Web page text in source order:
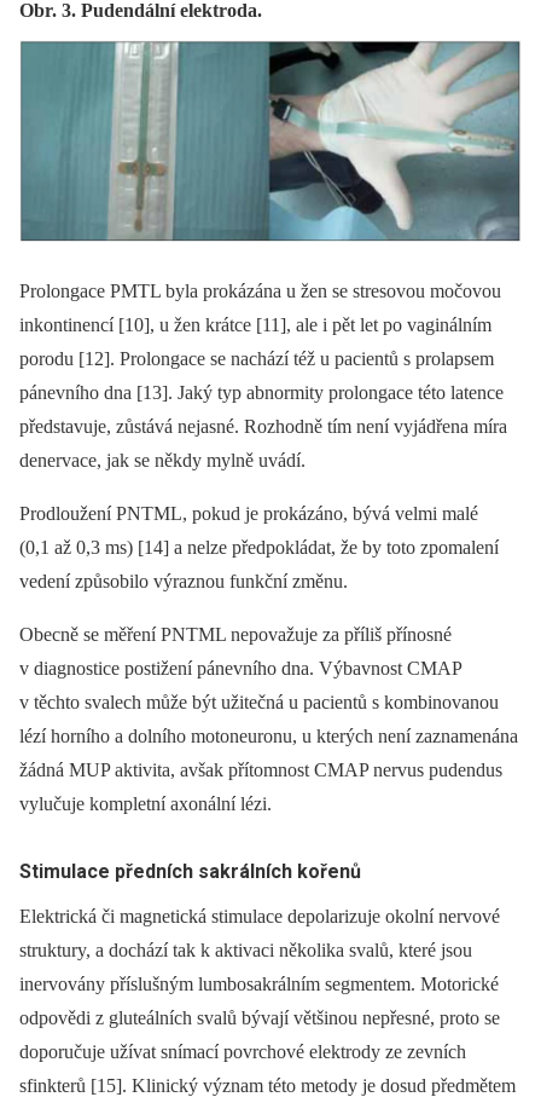
Obr. 3. Pudendální elektroda.
Prolongace PMTL byla prokázána u žen se stresovou močovou
inkontinencí [10], u žen krátce [11], ale i pět let po vaginálním
porodu [12]. Prolongace se nachází též u pacientů s prolapsem
pánevního dna [13]. Jaký typ abnormity prolongace této latence
představuje, zůstává nejasné. Rozhodně tím není vyjádřena míra
denervace, jak se někdy mylně uvádí.
Prodloužení PNTML, pokud je prokázáno, bývá velmi malé
(0,1 až 0,3 ms) [14] a nelze předpokládat, že by toto zpomalení
vedení způsobilo výraznou funkční změnu.
Obecně se měření PNTML nepovažuje za příliš přínosné
v diagnostice postižení pánevního dna. Výbavnost CMAP
v těchto svalech může být užitečná u pacientů s kombinovanou
lézí horního a dolního motoneuronu, u kterých není zaznamenána
žádná MUP aktivita, avšak přítomnost CMAP nervus pudendus
vylučuje kompletní axonální lézi.
Stimulace předních sakrálních kořenů
Elektrická či magnetická stimulace depolarizuje okolní nervové
struktury, a dochází tak k aktivaci několika svalů, které jsou
inervovány příslušným lumbosakrálním segmentem. Motorické
odpovědi z gluteálních svalů bývají většinou nepřesné, proto se
doporučuje užívat snímací povrchové elektrody ze zevních
sfinkterů [15]. Klinický význam této metody je dosud předmětem